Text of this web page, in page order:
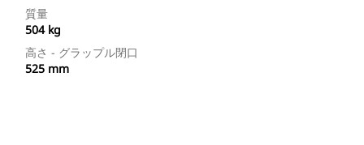
質量
504 kg
高さ - グラップル閉口
525 mm